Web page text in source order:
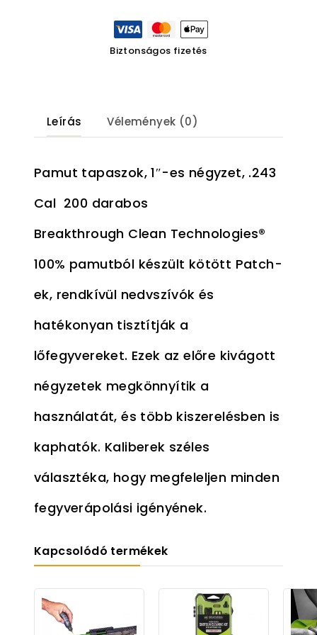
Biztonságos fizetés
Leírás Vélemények (0)
Pamut tapaszok, 1″-es négyzet, .243
Cal 200 darabos
Breakthrough Clean Technologies®
100% pamutból készült kötött Patch-
ek, rendkívül nedvszívók és
hatékonyan tisztítják a
lőfegyvereket. Ezek az előre kivágott
négyzetek megkönnyítik a
használatát, és több kiszerelésben is
kaphatók. Kaliberek széles
választéka, hogy megfeleljen minden
fegyverápolási igényének.
Kapcsolódó termékek